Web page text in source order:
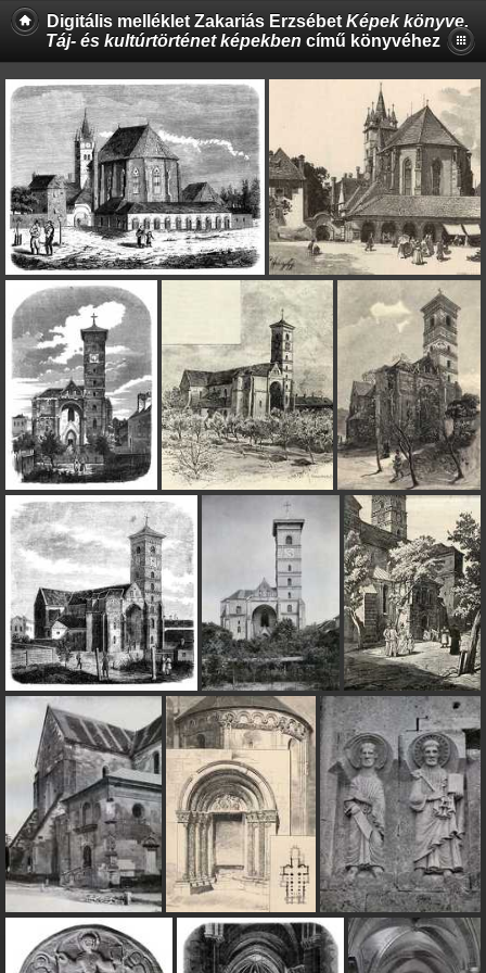
Digitális melléklet Zakariás Erzsébet Képek könyve.
Táj- és kultúrtörténet képekben című könyvéhez